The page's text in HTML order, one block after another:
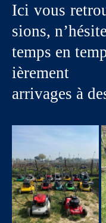
Ici vous
sions,
temps en
arrivages à